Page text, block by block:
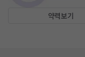
약력보기